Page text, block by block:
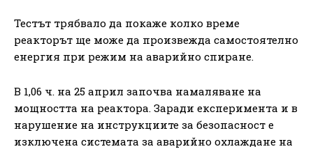
Тестът трябвало да покаже колко време
реакторът ще може да произвежда самостоятелно
енергия при режим на аварийно спиране.
В 1,06 ч. на 25 април започва намаляване на
мощността на реактора. Заради експеримента и в
нарушение на инструкциите за безопасност е
изключена системата за аварийно охлаждане на